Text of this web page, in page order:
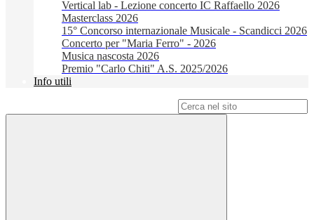
Vertical lab - Lezione concerto IC Raffaello 2026
Masterclass 2026
15° Concorso internazionale Musicale - Scandicci 2026
Concerto per "Maria Ferro" - 2026
Musica nascosta 2026
Premio "Carlo Chiti" A.S. 2025/2026
Info utili